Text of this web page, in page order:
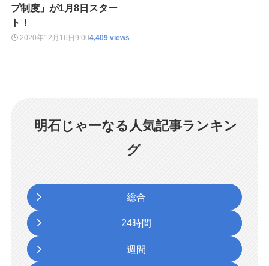
プ制度」が1月8日スター
ト！
2020年12月16日9:004,409 views
明石じゃーなる人気記事ランキン
グ
総合
24時間
週間